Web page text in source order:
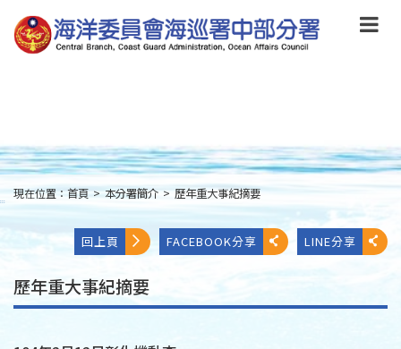
到
主
要
content
:::
現在位置： 首頁 > 本分署簡介 > 歷年重大事紀摘要
回上頁 FACEBOOK分享 LINE分享
歷年重大事紀摘要